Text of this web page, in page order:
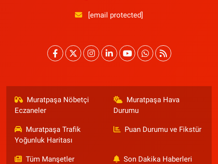
[email protected]
Muratpaşa Nöbetçi
Eczaneler
Muratpaşa Hava
Durumu
Muratpaşa Trafik
Yoğunluk Haritası
Puan Durumu ve Fikstür
Tüm Manşetler Son Dakika Haberleri